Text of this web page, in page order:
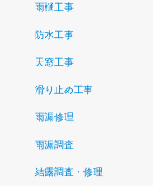
雨樋工事
防水工事
天窓工事
滑り止め工事
雨漏修理
雨漏調査
結露調査・修理